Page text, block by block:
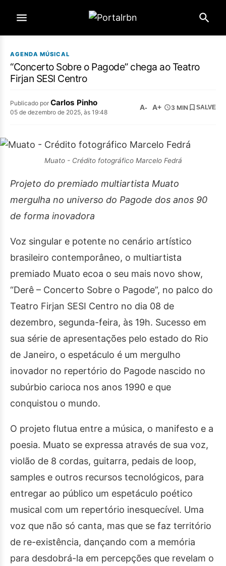
AGENDA MÚSICAL
“Concerto Sobre o Pagode” chega ao Teatro
Firjan SESI Centro
Publicado por Carlos Pinho
05 de dezembro de 2025, às 19:48
A- A+ 3 MIN SALVE
Muato - Crédito fotográfico Marcelo Fedrá
Projeto do premiado multiartista Muato
mergulha no universo do Pagode dos anos 90
de forma inovadora
Voz singular e potente no cenário artístico
brasileiro contemporâneo, o multiartista
premiado Muato ecoa o seu mais novo show,
“Derê – Concerto Sobre o Pagode”, no palco do
Teatro Firjan SESI Centro no dia 08 de
dezembro, segunda-feira, às 19h. Sucesso em
sua série de apresentações pelo estado do Rio
de Janeiro, o espetáculo é um mergulho
inovador no repertório do Pagode nascido no
subúrbio carioca nos anos 1990 e que
conquistou o mundo.
O projeto flutua entre a música, o manifesto e a
poesia. Muato se expressa através de sua voz,
violão de 8 cordas, guitarra, pedais de loop,
samples e outros recursos tecnológicos, para
entregar ao público um espetáculo poético
musical com um repertório inesquecível. Uma
voz que não só canta, mas que se faz território
de re-existência, dançando com a memória
para desdobrá-la em percepções que revelam o